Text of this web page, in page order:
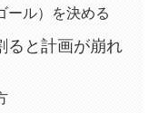
ール）を決める
ると計画が崩れ